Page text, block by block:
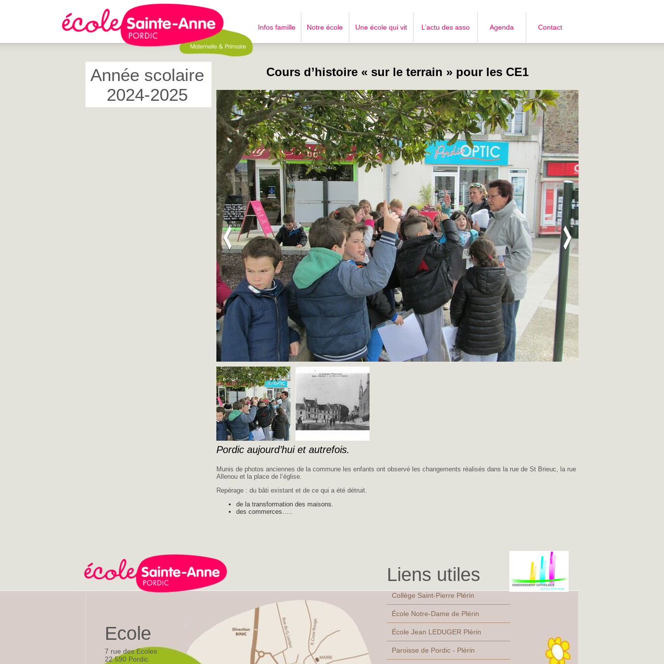
Infos famille Notre école Une école qui vit L’actu des asso Agenda Contact
Année scolaire
2024-2025
Cours d’histoire « sur le terrain » pour les CE1
Pordic aujourd’hui et autrefois.
Munis de photos anciennes de la commune les enfants ont observé les changements réalisés dans la rue de St Brieuc, la rue
Allenou et la place de l’église.
Repérage : du bâti existant et de ce qui a été détruit.
de la transformation des maisons.
des commerces…..
Ecole
7 rue des Ecoles
22 590 Pordic
Liens utiles
Collège Saint-Pierre Plérin
École Notre-Dame de Plérin
École Jean LEDUGER Plérin
Paroisse de Pordic - Plérin